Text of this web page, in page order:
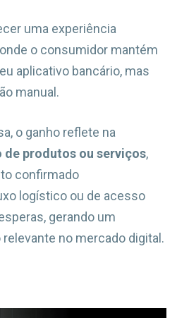
uma experiência
o consumidor mantém
aplicativo bancário, mas
manual.
o ganho reflete na
produtos ou serviços,
confirmado
logístico ou de acesso
gerando um
no mercado digital.